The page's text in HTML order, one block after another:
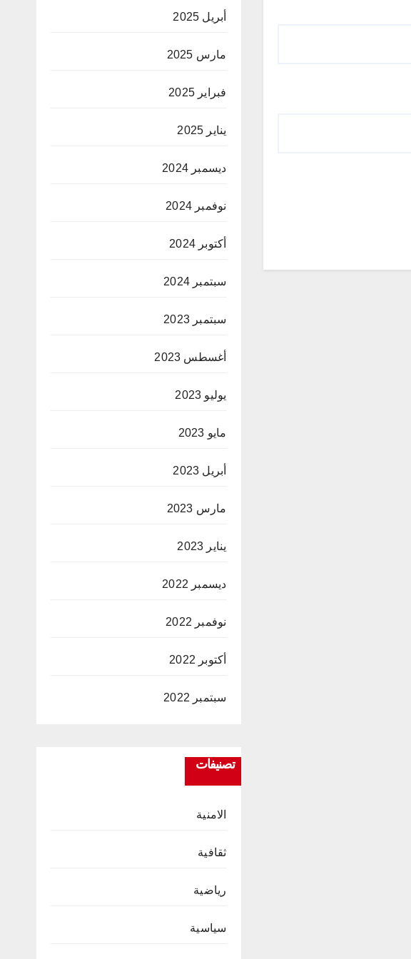
أبريل 2025
مارس 2025
فبراير 2025
يناير 2025
ديسمبر 2024
نوفمبر 2024
أكتوبر 2024
سبتمبر 2024
سبتمبر 2023
أغسطس 2023
يوليو 2023
مايو 2023
أبريل 2023
مارس 2023
يناير 2023
ديسمبر 2022
نوفمبر 2022
أكتوبر 2022
سبتمبر 2022
تصنيفات
الامنية
ثقافية
رياضية
سياسية